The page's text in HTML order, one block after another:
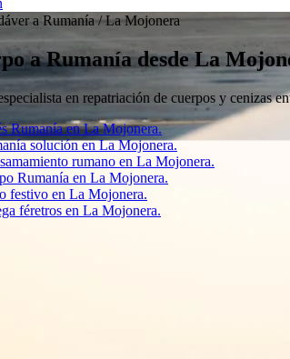
a Rumanía /La Mojonera
a Rumanía desde La
en repatriación de cuerpos y cenizas
Rumanía en La Mojonera.
solución en La Mojonera.
rumano en La Mojonera.
Rumanía en La Mojonera.
festivo en La Mojonera.
féretros en La Mojonera.